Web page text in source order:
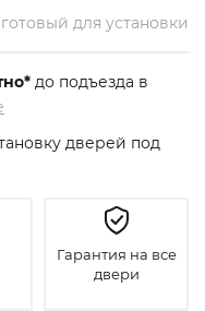
для установки
до подъезда в
дверей под
Гарантия на все
двери